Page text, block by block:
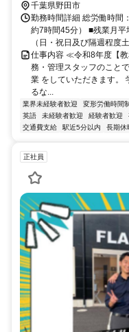
千葉県野田市
勤務時間詳細 総労働時間
約7時間45分） ■残業月平
（日・祝日及び隔週程度
仕事内容 ≪令和8年度【
務・管理スタッフのこと
業 をしていただきます。
るな...
業界未経験者歓迎 変形労働時間制
英語
未経験者歓迎 経験者歓迎
交通費支給
駅近5分以内 長期休
正社員